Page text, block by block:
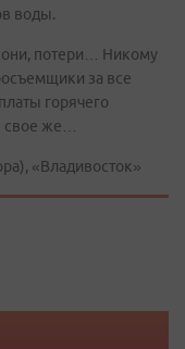
воды.
потери… Никому
за все
горячего
свое же…
«Владивосток»